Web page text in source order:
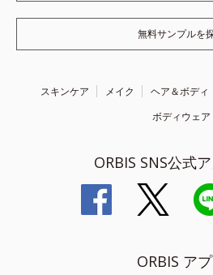
無料サンプルを
スキンケア メイク ヘア＆ボディ
ボディウェア
ORBIS SNS公式
ORBIS ア